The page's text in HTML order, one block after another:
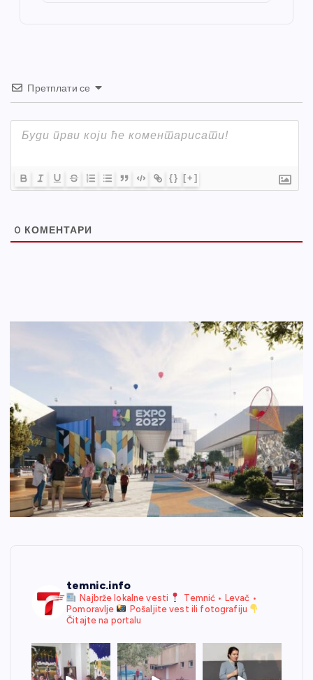
Претплати се
{} [+]
0 КОМЕНТАРИ
temnic.info
Najbrže lokalne vesti
Temnić • Levač •
Pomoravlje
Pošaljite vest ili fotografiju
Čitajte na portalu